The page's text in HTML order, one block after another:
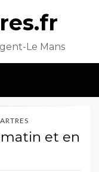
Le Mans
et en